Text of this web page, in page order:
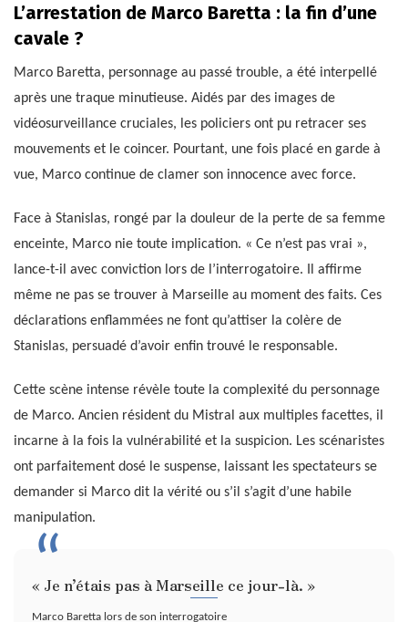
L’arrestation de Marco Baretta : la fin d’une
cavale ?
Marco Baretta, personnage au passé trouble, a été interpellé
après une traque minutieuse. Aidés par des images de
vidéosurveillance cruciales, les policiers ont pu retracer ses
mouvements et le coincer. Pourtant, une fois placé en garde à
vue, Marco continue de clamer son innocence avec force.
Face à Stanislas, rongé par la douleur de la perte de sa femme
enceinte, Marco nie toute implication. « Ce n’est pas vrai »,
lance-t-il avec conviction lors de l’interrogatoire. Il affirme
même ne pas se trouver à Marseille au moment des faits. Ces
déclarations enflammées ne font qu’attiser la colère de
Stanislas, persuadé d’avoir enfin trouvé le responsable.
Cette scène intense révèle toute la complexité du personnage
de Marco. Ancien résident du Mistral aux multiples facettes, il
incarne à la fois la vulnérabilité et la suspicion. Les scénaristes
ont parfaitement dosé le suspense, laissant les spectateurs se
demander si Marco dit la vérité ou s’il s’agit d’une habile
manipulation.
« Je n’étais pas à Marseille ce jour-là. »
Marco Baretta lors de son interrogatoire